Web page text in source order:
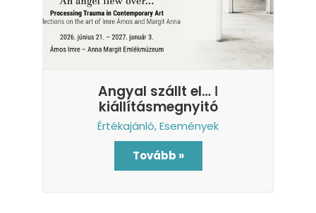
Angyal szállt el… ǀ
kiállításmegnyitó
Értékajánló,Események
Tovább »